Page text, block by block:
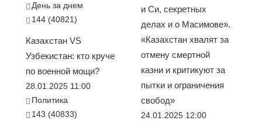
День за днем
144 (40821)
Казахстан VS
Узбекистан: кто круче
по военной мощи?
28.01.2025 11:00
Политика
143 (40833)
и Си, секретных
делах и о Масимове».
«Казахстан хвалят за
отмену смертной
казни и критикуют за
пытки и ограничения
свобод»
24.01.2025 12:00